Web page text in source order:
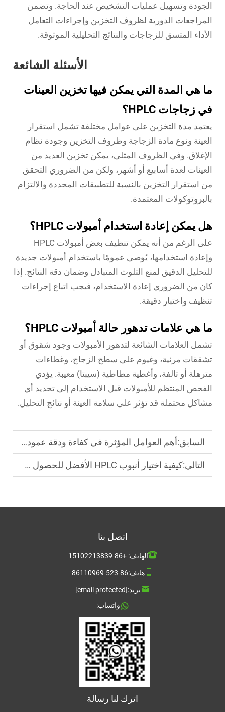
الجودة وتسهيل عمليات التشخيص عند الحاجة. وتضمن
المراجعات الدورية لظروف التخزين وإجراءات التعامل
الأداء المتسق للزجاجات والنتائج التحليلية الموثوقة.
الأسئلة الشائعة
ما هي المدة التي يمكن فيها تخزين العينات
في زجاجات HPLC؟
يعتمد مدة التخزين على عوامل مختلفة تشمل استقرار
العينة ونوع مادة الزجاجة وظروف التخزين وجودة نظام
الإغلاق. وفي الظروف المثلى، يمكن تخزين العديد من
العينات لعدة أسابيع أو أشهر، ولكن من الضروري التحقق
من استقرار التخزين بالنسبة للتطبيقات المحددة والالتزام
بالبروتوكولات المعتمدة.
هل يمكن إعادة استخدام أمبولات HPLC؟
على الرغم من أنه يمكن تنظيف بعض أمبولات HPLC
وإعادة استخدامها، يُوصى عمومًا باستخدام أمبولات جديدة
للتحليل الدقيق لمنع التلوث المتبادل وضمان دقة النتائج. إذا
كان من الضروري إعادة الاستخدام، فيجب اتباع إجراءات
تنظيف واختبار دقيقة.
ما هي علامات تدهور حالة أمبولات HPLC؟
تشمل العلامات الشائعة لتدهور الأمبولات وجود شقوق أو
تشققات مرئية، وغيوم على سطح الزجاج، وغطاءات
مترهلة أو تالفة، وأغطية مطاطية (سيبتا) معيبة. يؤدي
الفحص المنتظم للأمبولات قبل الاستخدام إلى تحديد أي
مشاكل محتملة قد تؤثر على سلامة العينة أو نتائج التحليل.
السابق:أهم العوامل المؤثرة في كفاءة ودقة عمود HPLC
التالي:كيفية اختيار أنبوب HPLC الأفضل للحصول على نتائج متسقة؟
اتصل بنا
الهاتف:+86-15102213839
هاتف:86-523-86110969
بريد:[email protected]
واتساب:
اترك لنا رسالة